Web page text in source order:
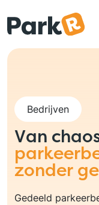
Bedrijven
Van
zonder
Gedeeld